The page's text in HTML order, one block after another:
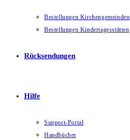
Bestellungen Kirchengemeinden
Bestellungen Kindertagesstätten
Rücksendungen
Hilfe
Support-Portal
Handbücher